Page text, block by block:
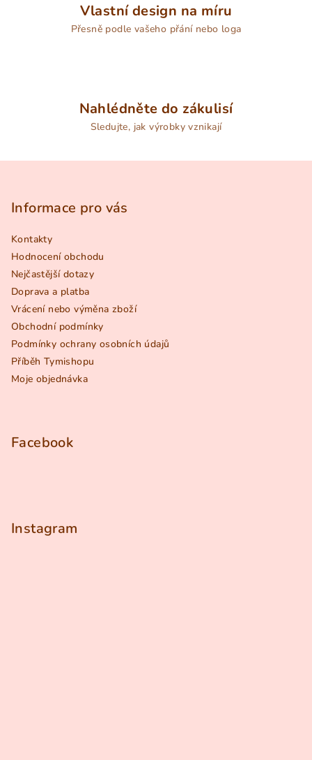
Vlastní design na míru
Přesně podle vašeho přání nebo loga
Nahlédněte do zákulisí
Sledujte, jak výrobky vznikají
Informace pro vás
Kontakty
Hodnocení obchodu
Nejčastější dotazy
Doprava a platba
Vrácení nebo výměna zboží
Obchodní podmínky
Podmínky ochrany osobních údajů
Příběh Tymishopu
Moje objednávka
Facebook
Instagram